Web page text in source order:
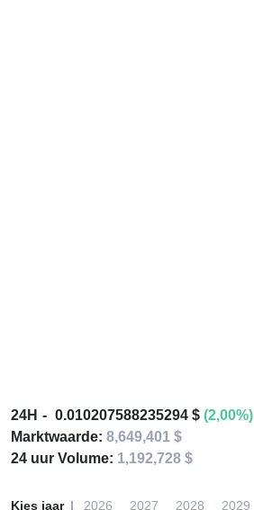
24H 0.010207588235294 $ (2,00%)
Marktwaarde: 8,649,401 $
24 uur Volume: 1,192,728 $
Kies jaar 2026 2027 2028 2029